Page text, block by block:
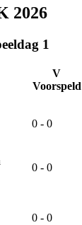
2026
1
V
Voorspeld
0 - 0
0 - 0
0 - 0